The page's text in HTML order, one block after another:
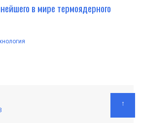
в мире термоядерного
↑